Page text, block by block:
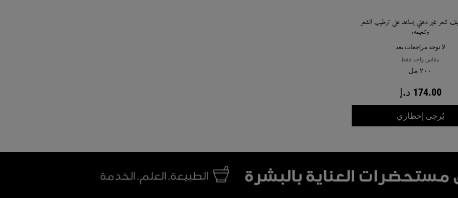
شعر غير دهني يساعد على ترطيب الشعر
وتنعيمه.
لا توجد مراجعات بعد
مقاس واحد فقط
٢٠٠ مل
174.00 د.إ
يُرجى إخطاري